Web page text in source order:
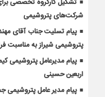
شرکت‌های پتروشیمی
پیام تسلیت جناب آقای
پتروشیمی شیراز به مناسبت
پیام مدیرعامل پتروشیمی
اربعین حسینی
پیام مدیر عامل پتروشیمی